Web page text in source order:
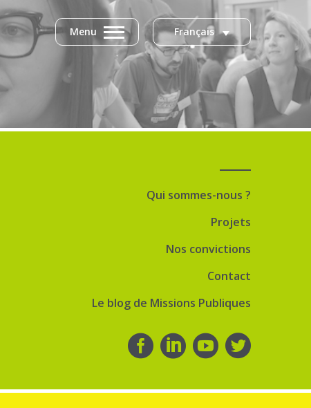
Menu Français
Qui sommes-nous ?
Projets
Nos convictions
Contact
Le blog de Missions Publiques